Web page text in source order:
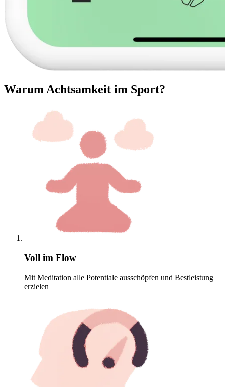
Warum Achtsamkeit im Sport?
Voll im Flow
Mit Meditation alle Potentiale ausschöpfen und Bestleistung
erzielen